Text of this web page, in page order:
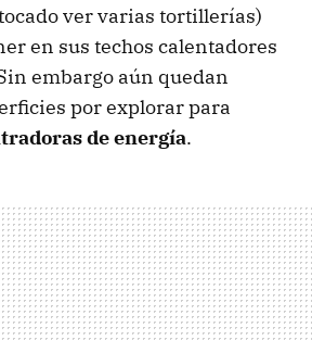
ver varias tortillerías)
en sus techos calentadores
embargo aún quedan
por explorar para
de energía.